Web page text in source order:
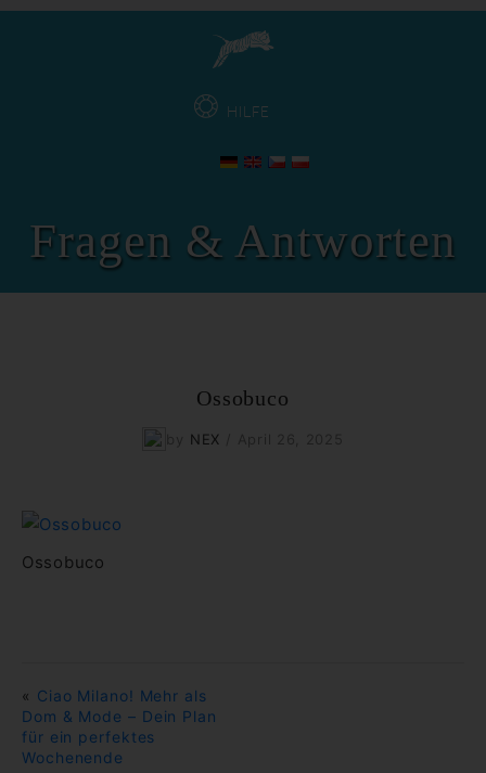
HILFE
Fragen & Antworten
Ossobuco
NEX
Ossobuco
« Ciao Milano! Mehr als
Dom & Mode – Dein Plan
für ein perfektes
Wochenende